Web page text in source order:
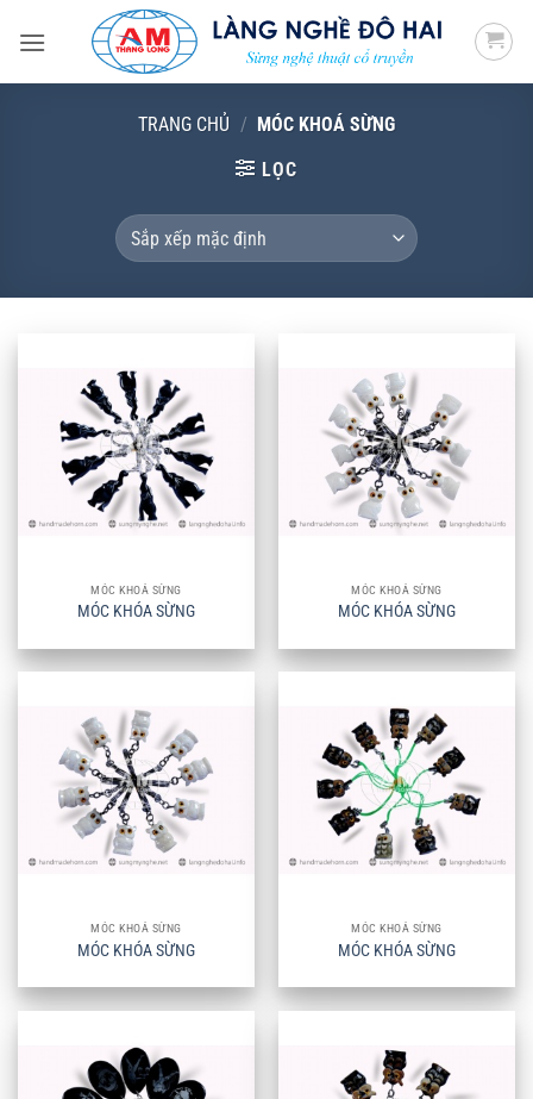
qua
TRANG CHỦ / MÓC KHOÁ SỪNG
LỌC
MÓC KHOÁ SỪNG
MÓC KHÓA SỪNG
MÓC KHOÁ SỪNG
MÓC KHÓA SỪNG
MÓC KHOÁ SỪNG
MÓC KHÓA SỪNG
MÓC KHOÁ SỪNG
MÓC KHÓA SỪNG